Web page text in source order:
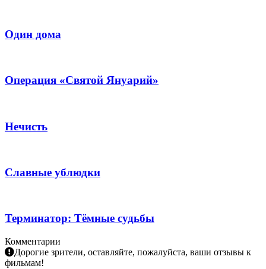
Один дома
Операция «Святой Януарий»
Нечисть
Славные ублюдки
Терминатор: Тёмные судьбы
Комментарии
Дорогие зрители, оставляйте, пожалуйста, ваши отзывы к
фильмам!